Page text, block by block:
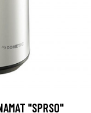
"SPRSO"